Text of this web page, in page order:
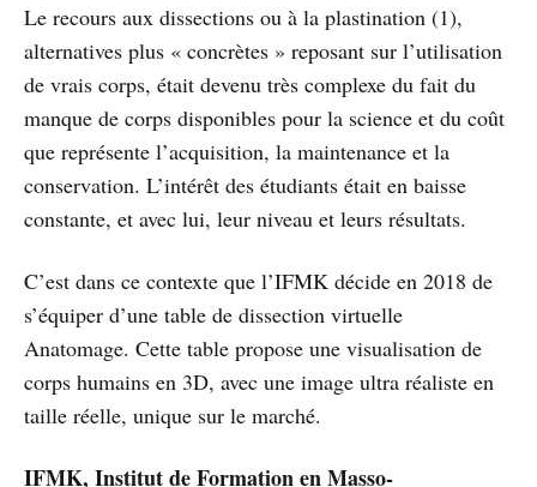
Le recours aux dissections ou à la plastination (1),
alternatives plus « concrètes » reposant sur l’utilisation
de vrais corps, était devenu très complexe du fait du
manque de corps disponibles pour la science et du coût
que représente l’acquisition, la maintenance et la
conservation. L’intérêt des étudiants était en baisse
constante, et avec lui, leur niveau et leurs résultats.
C’est dans ce contexte que l’IFMK décide en 2018 de
s’équiper d’une table de dissection virtuelle
Anatomage. Cette table propose une visualisation de
corps humains en 3D, avec une image ultra réaliste en
taille réelle, unique sur le marché.
IFMK, Institut de Formation en Masso-